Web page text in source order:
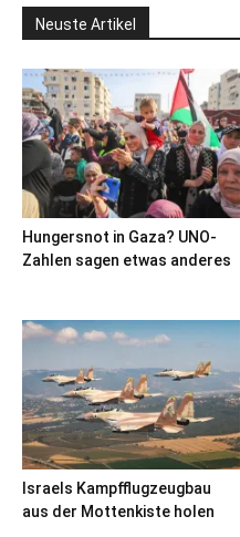
Neuste Artikel
Hungersnot in Gaza? UNO-
Zahlen sagen etwas anderes
Israels Kampfflugzeugbau
aus der Mottenkiste holen